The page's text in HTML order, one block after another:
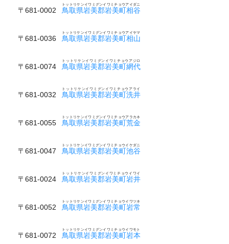
〒681-0002 鳥取県岩美郡岩美町相谷
トットリケンイワミグンイワミチョウアイダニ
〒681-0036 鳥取県岩美郡岩美町相山
トットリケンイワミグンイワミチョウアイヤマ
〒681-0074 鳥取県岩美郡岩美町網代
トットリケンイワミグンイワミチョウアジロ
〒681-0032 鳥取県岩美郡岩美町洗井
トットリケンイワミグンイワミチョウアライ
〒681-0055 鳥取県岩美郡岩美町荒金
トットリケンイワミグンイワミチョウアラカネ
〒681-0047 鳥取県岩美郡岩美町池谷
トットリケンイワミグンイワミチョウイケダニ
〒681-0024 鳥取県岩美郡岩美町岩井
トットリケンイワミグンイワミチョウイワイ
〒681-0052 鳥取県岩美郡岩美町岩常
トットリケンイワミグンイワミチョウイワツネ
〒681-0072 鳥取県岩美郡岩美町岩本
トットリケンイワミグンイワミチョウイワモト